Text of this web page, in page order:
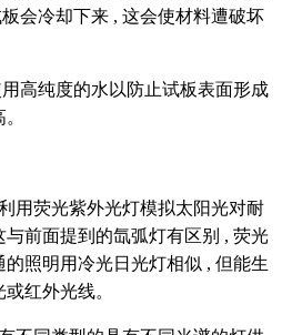
会冷却下来 , 这会使材料遭破坏
高纯度的水以防止试板表面形成
荧光紫外光灯模拟太阳光对耐
前面提到的氙弧灯有区别 , 荧光
照明用冷光日光灯相似 , 但能生
红外光线。